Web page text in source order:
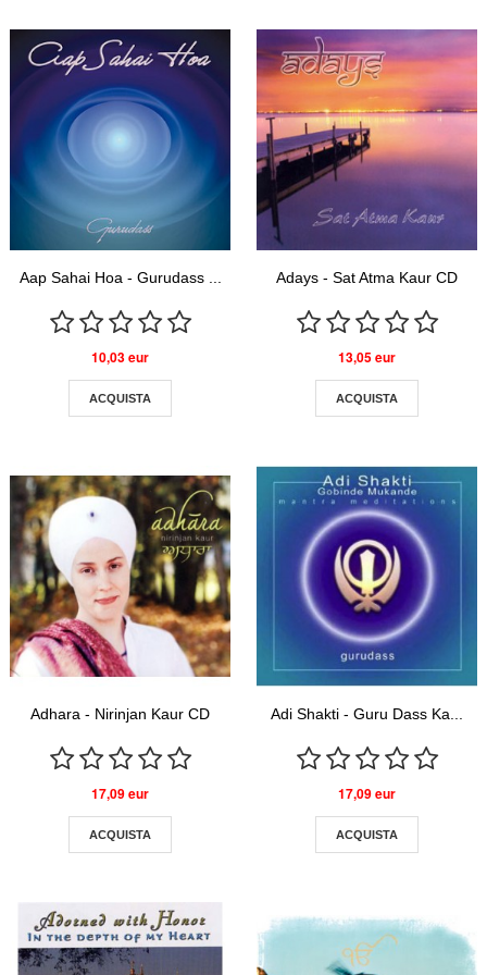
Aap Sahai Hoa - Gurudass ...
10,03 eur
ACQUISTA
Adays - Sat Atma Kaur CD
13,05 eur
ACQUISTA
Adhara - Nirinjan Kaur CD
17,09 eur
ACQUISTA
Adi Shakti - Guru Dass Ka...
17,09 eur
ACQUISTA